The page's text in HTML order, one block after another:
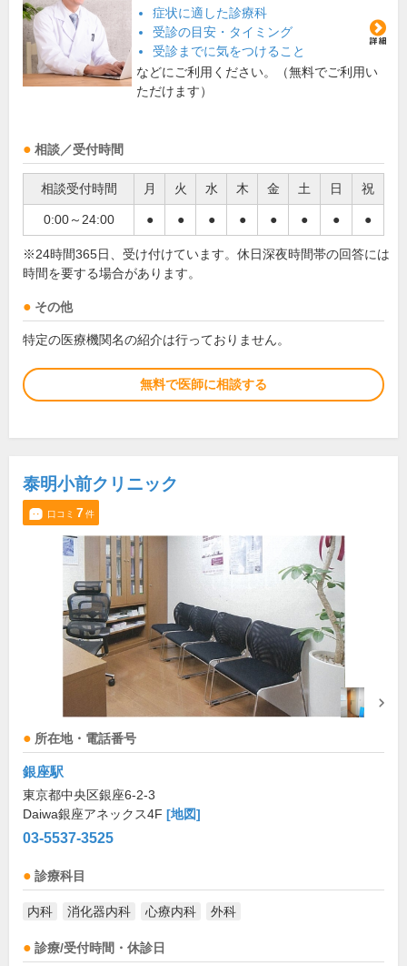
症状に適した診療科
受診の目安・タイミング
受診までに気をつけること
などにご利用ください。（無料でご利用い
ただけます）
相談／受付時間
相談受付時間 月 火 水 木 金 土 日 祝
0:00～24:00 ● ● ● ● ● ● ● ●
※24時間365日、受け付けています。休日深夜時間帯の回答には
時間を要する場合があります。
その他
特定の医療機関名の紹介は行っておりません。
無料で医師に相談する
泰明小前クリニック
口コミ 7件
所在地・電話番号
銀座駅
東京都中央区銀座6-2-3
Daiwa銀座アネックス4F [地図]
03-5537-3525
診療科目
内科 消化器内科 心療内科 外科
診療/受付時間・休診日